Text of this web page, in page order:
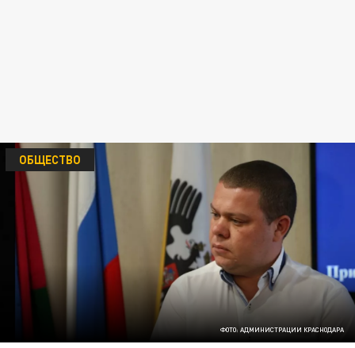
ФОТО: АДМИНИСТРАЦИИ КРАСНОДАРА
ОБЩЕСТВО